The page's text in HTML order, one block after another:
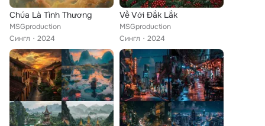
Chúa Là Tình Thương
MSGproduction
Сингл
2024
Về Với Đắk Lắk
MSGproduction
Сингл
2024